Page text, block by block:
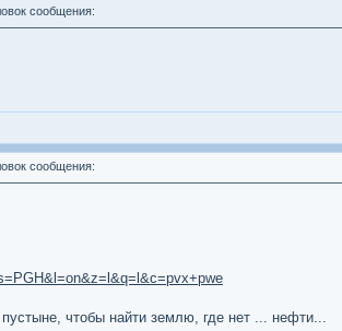
сообщения:
сообщения:
чтобы найти землю, где нет ... нефти...